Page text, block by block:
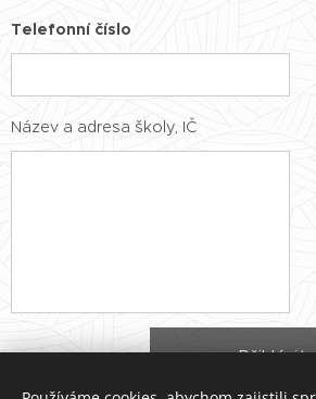
Telefonní číslo
Název a adresa školy, IČ
Přihlásit